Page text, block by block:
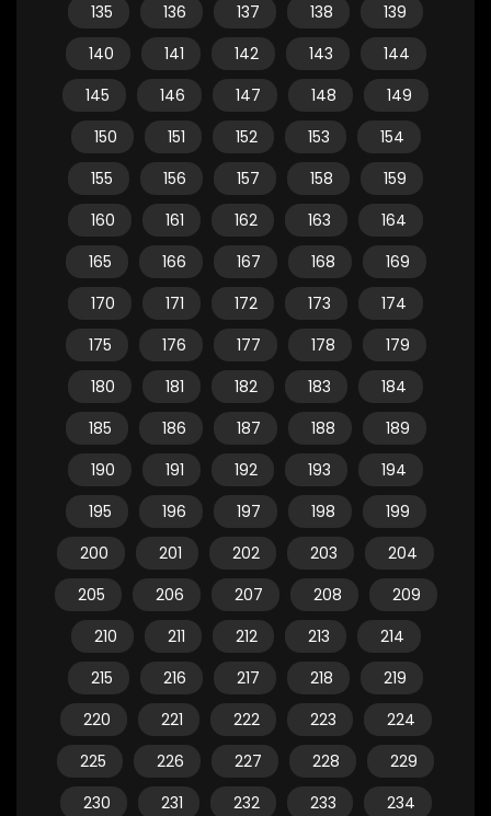
135
136 137 138
139
140
141 142 143
144
145
146 147 148
149
150
151 152 153
154
155
156 157 158
159
160
161 162 163
164
165
166 167 168
169
170
171 172 173
174
175
176 177 178
179
180
181 182 183
184
185
186 187 188
189
190
191 192 193
194
195
196 197 198
199
200
201 202 203
204
205
206 207 208
209
210
211 212 213
214
215
216 217 218
219
220
221 222 223
224
225
226 227 228
229
230
231 232 233
234